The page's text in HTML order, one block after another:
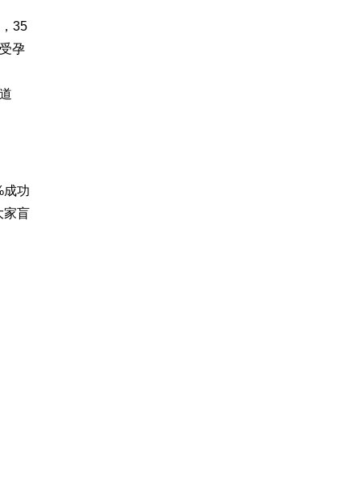
35
孕
成功
家盲